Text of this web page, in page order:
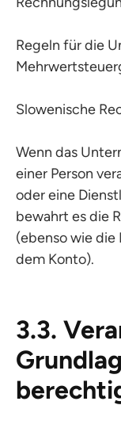
Regeln für die
Slowenische
Wenn das
einer Person
oder eine
bewahrt es die
(ebenso wie die
dem Konto).
3.3.